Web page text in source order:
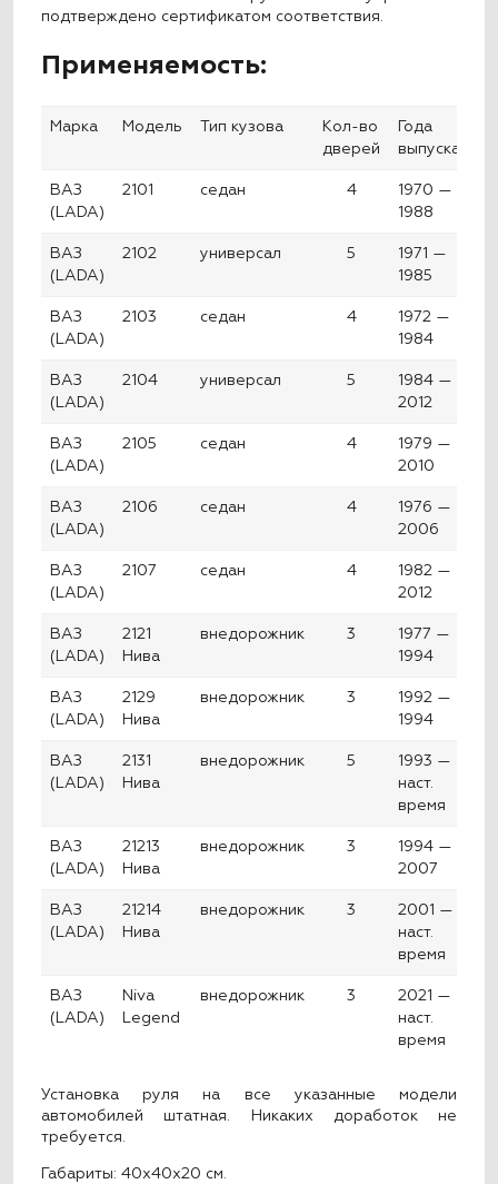
подтверждено сертификатом соответствия.
Применяемость:
Марка Модель Тип кузова
Кол-во
дверей
Года
выпуска
ВАЗ
(LADA)
2101 седан 4
1970 —
1988
ВАЗ
(LADA)
2102 универсал 5
1971 —
1985
ВАЗ
(LADA)
2103 седан 4
1972 —
1984
ВАЗ
(LADA)
2104 универсал 5
1984 —
2012
ВАЗ
(LADA)
2105 седан 4
1979 —
2010
ВАЗ
(LADA)
2106 седан 4
1976 —
2006
ВАЗ
(LADA)
2107 седан 4
1982 —
2012
ВАЗ
(LADA)
2121
Нива
внедорожник 3
1977 —
1994
ВАЗ
(LADA)
2129
Нива
внедорожник 3
1992 —
1994
ВАЗ
(LADA)
2131
Нива
внедорожник 5
1993 —
наст.
время
ВАЗ
(LADA)
21213
Нива
внедорожник 3
1994 —
2007
ВАЗ
(LADA)
21214
Нива
внедорожник 3
2001 —
наст.
время
ВАЗ
(LADA)
Niva
Legend
внедорожник 3
2021 —
наст.
время
Установка руля на все указанные модели
автомобилей штатная. Никаких доработок не
требуется.
Габариты: 40x40x20 см.